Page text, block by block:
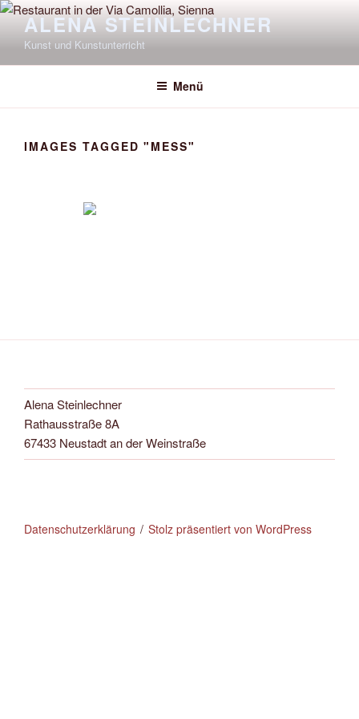
Zum
Inhalt
springen
ALENA STEINLECHNER
Kunst und Kunstunterricht
Menü
IMAGES TAGGED "MESS"
Alena Steinlechner
Rathausstraße 8A
67433 Neustadt an der Weinstraße
Datenschutzerklärung Stolz präsentiert von WordPress